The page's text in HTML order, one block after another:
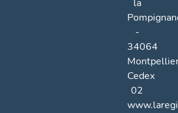
la
-
34064
Cedex
02